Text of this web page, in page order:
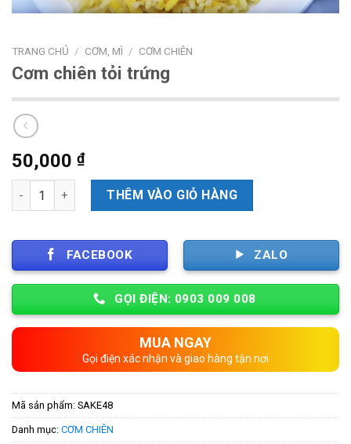
TRANG CHỦ / CƠM, MÌ / CƠM CHIÊN
Cơm chiên tỏi trứng
50,000 ₫
Số lượng THÊM VÀO GIỎ HÀNG
FACEBOOK ZALO
GỌI ĐIỆN: 0903 009 008
MUA NGAY
Gọi điện xác nhận và giao hàng tận nơi
Mã sản phẩm: SAKE48
Danh mục: CƠM CHIÊN